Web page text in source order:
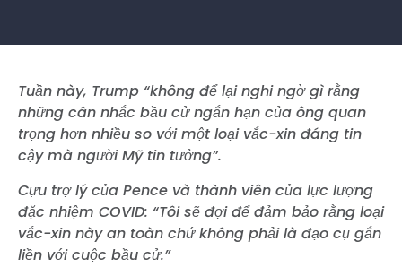
Tuần này, Trump “không để lại nghi ngờ gì rằng
những cân nhắc bầu cử ngắn hạn của ông quan
trọng hơn nhiều so với một loại vắc-xin đáng tin
cậy mà người Mỹ tin tưởng”.
Cựu trợ lý của Pence và thành viên của lực lượng
đặc nhiệm COVID: “Tôi sẽ đợi để đảm bảo rằng loại
vắc-xin này an toàn chứ không phải là đạo cụ gắn
liền với cuộc bầu cử.”